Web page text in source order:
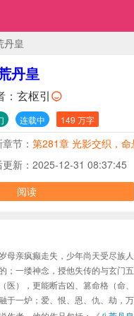
丹皇
丹皇
玄枢引
连载中 149 万字
节： 第281章 光影交织，命
更新：2025-12-31 08:37:45
阅读
母亲疯癫走失，少年尚天受尽族
；一缕神念，授他失传的与玄门
医），更能断吉凶、篡命格（命
于一炉；爱、恨、恩、仇、劫，